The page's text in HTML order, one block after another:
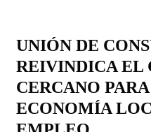
UNIÓN DE
REIVINDICA EL
CERCANO
ECONOMÍA